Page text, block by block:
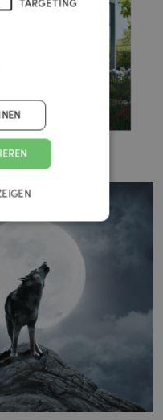
TARGETING